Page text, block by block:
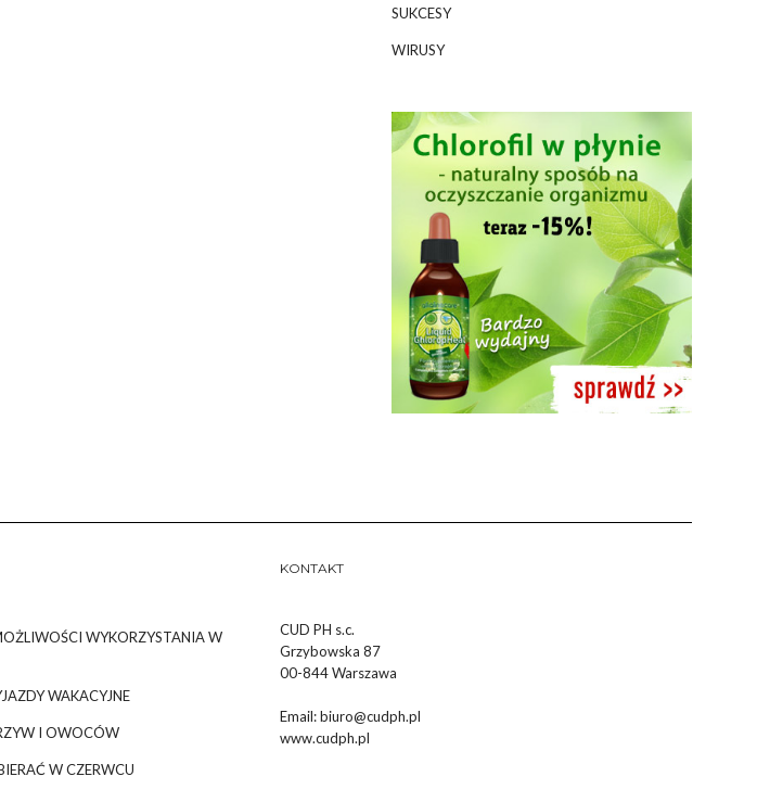
SUKCESY
WIRUSY
WYKORZYSTANIA W
WAKACYJNE
I OWOCÓW
W CZERWCU
KONTAKT
CUD PH s.c.
Grzybowska 87
00-844 Warszawa
Email:biuro@cudph.pl
www.cudph.pl